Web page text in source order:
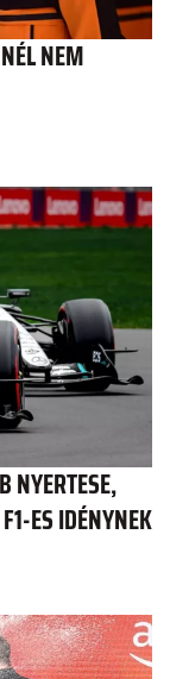
NEM
NYERTESE,
ES IDÉNYNEK